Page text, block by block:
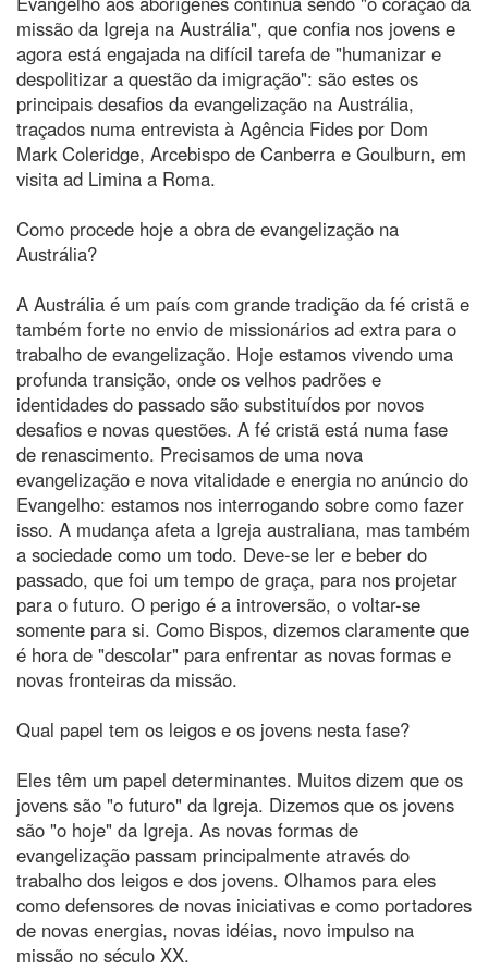
missão da Igreja na Austrália", que confia nos jovens e
agora está engajada na difícil tarefa de "humanizar e
despolitizar a questão da imigração": são estes os
principais desafios da evangelização na Austrália,
traçados numa entrevista à Agência Fides por Dom
Mark Coleridge, Arcebispo de Canberra e Goulburn, em
visita ad Limina a Roma.
Como procede hoje a obra de evangelização na
Austrália?
A Austrália é um país com grande tradição da fé cristã e
também forte no envio de missionários ad extra para o
trabalho de evangelização. Hoje estamos vivendo uma
profunda transição, onde os velhos padrões e
identidades do passado são substituídos por novos
desafios e novas questões. A fé cristã está numa fase
de renascimento. Precisamos de uma nova
evangelização e nova vitalidade e energia no anúncio do
Evangelho: estamos nos interrogando sobre como fazer
isso. A mudança afeta a Igreja australiana, mas também
a sociedade como um todo. Deve-se ler e beber do
passado, que foi um tempo de graça, para nos projetar
para o futuro. O perigo é a introversão, o voltar-se
somente para si. Como Bispos, dizemos claramente que
é hora de "descolar" para enfrentar as novas formas e
novas fronteiras da missão.
Qual papel tem os leigos e os jovens nesta fase?
Eles têm um papel determinantes. Muitos dizem que os
jovens são "o futuro" da Igreja. Dizemos que os jovens
são "o hoje" da Igreja. As novas formas de
evangelização passam principalmente através do
trabalho dos leigos e dos jovens. Olhamos para eles
como defensores de novas iniciativas e como portadores
de novas energias, novas idéias, novo impulso na
missão no século XX.